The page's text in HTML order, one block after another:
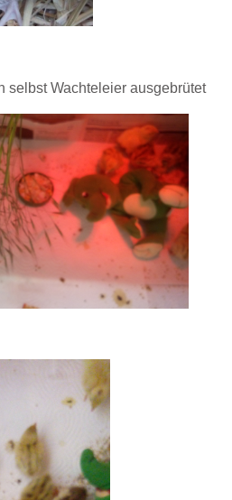
selbst Wachteleier ausgebrütet